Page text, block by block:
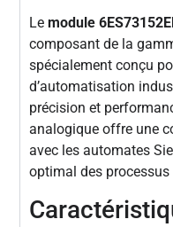
Lemodule
composant de la
spécialement conçu
d’automatisation
précision et
analogique offre une
avec les automates
optimal des